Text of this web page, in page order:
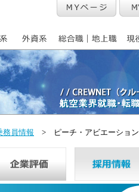
務員情報 > ピーチ・アビエーション